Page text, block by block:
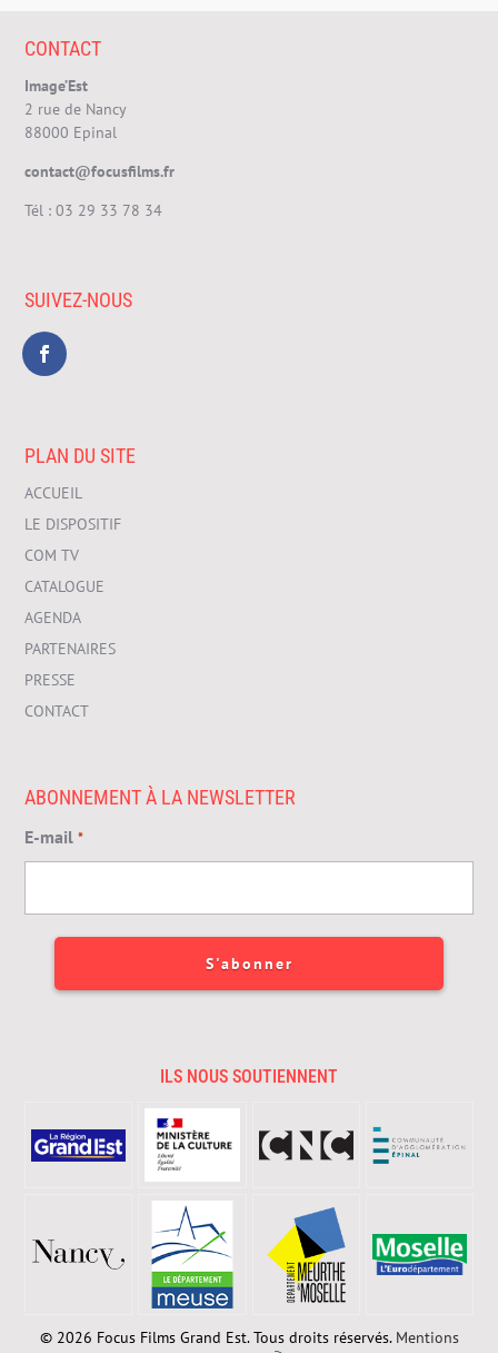
CONTACT
Image’Est
2 rue de Nancy
88000 Epinal
contact@focusfilms.fr
Tél :03 29 33 78 34
SUIVEZ-NOUS
PLAN DU SITE
ACCUEIL
LE DISPOSITIF
COM TV
CATALOGUE
AGENDA
PARTENAIRES
PRESSE
CONTACT
ABONNEMENT À LA NEWSLETTER
E-mail *
ILS NOUS SOUTIENNENT
© 2026 Focus Films Grand Est. Tous droits réservés. Mentions